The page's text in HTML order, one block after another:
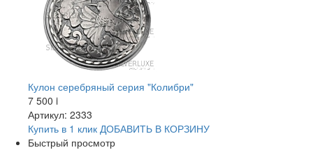
Кулон серебряный серия "Колибри"
7 500 i
Артикул: 2333
Купить в 1 клик ДОБАВИТЬ В КОРЗИНУ
Быстрый просмотр